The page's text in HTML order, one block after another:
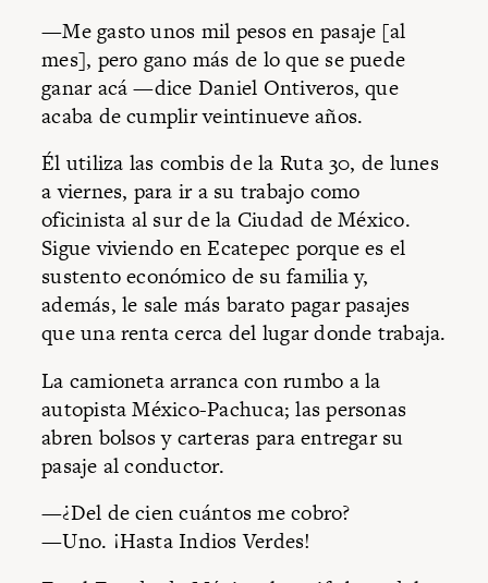
—Me gasto unos mil pesos en pasaje [al
mes], pero gano más de lo que se puede
ganar acá —dice Daniel Ontiveros, que
acaba de cumplir veintinueve años.
Él utiliza las combis de la Ruta 30, de lunes
a viernes, para ir a su trabajo como
oficinista al sur de la Ciudad de México.
Sigue viviendo en Ecatepec porque es el
sustento económico de su familia y,
además, le sale más barato pagar pasajes
que una renta cerca del lugar donde trabaja.
La camioneta arranca con rumbo a la
autopista México-Pachuca; las personas
abren bolsos y carteras para entregar su
pasaje al conductor.
—¿Del de cien cuántos me cobro?
—Uno. ¡Hasta Indios Verdes!